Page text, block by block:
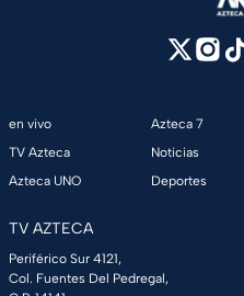
en vivo
TV Azteca
Azteca UNO
Azteca 7
Noticias
Deportes
TV AZTECA
Periférico Sur 4121,
Col. Fuentes Del Pedregal,